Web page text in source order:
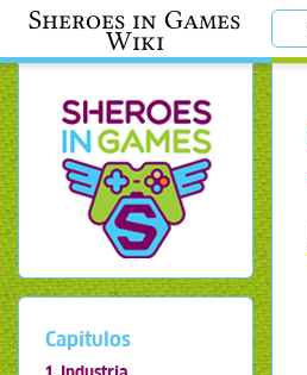
Sheroes in Games
Wiki
Capítulos